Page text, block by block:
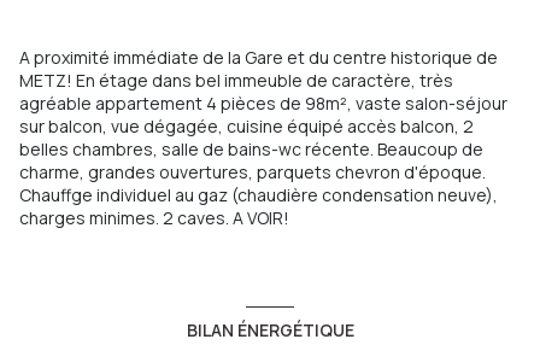
A proximité immédiate de la Gare et du centre historique de
METZ! En étage dans bel immeuble de caractère, très
agréable appartement 4 pièces de 98m², vaste salon-séjour
sur balcon, vue dégagée, cuisine équipé accès balcon, 2
belles chambres, salle de bains-wc récente. Beaucoup de
charme, grandes ouvertures, parquets chevron d'époque.
Chauffge individuel au gaz (chaudière condensation neuve),
charges minimes. 2 caves. A VOIR!
BILAN ÉNERGÉTIQUE